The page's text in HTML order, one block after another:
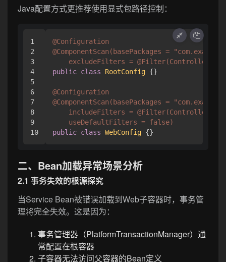
Java配置方式更推荐使用显式包路径控制：
1
2
3
4
5
6
7
8
9
@Configuration
@ComponentScan(basePackages =
excludeFilters =
public class RootConfig {}
@Configuration
@ComponentScan(basePackages =
includeFilters =
    useDefaultFilters = false)
public class WebConfig
二、Bean加载异常场景分析
2.1 事务失效的根源探究
当Service Bean被错误加载到Web子容器时，事务管
理将完全失效。这是因为：
事务管理器（PlatformTransactionManager）通
常配置在根容器
子容器无法访问父容器的Bean定义